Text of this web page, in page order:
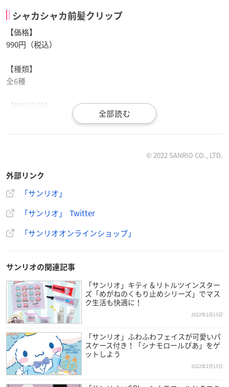
シャカシャカ前髪クリップ
【価格】
990円（税込）
【種類】
全6種
【取扱店舗】
ショップ
【前髪クリップ】好評のデラックスタイプ第2弾！ホログラ
全国のサンリオショップまたはオンラインショップでね♡
ttps://t.co/HxjtoG5RoA
pic.twitter.com/HVPQMNmBbE
© 2022 SANRIO CO., LTD.
外部リンク
「サンリオ」
「サンリオ」 Twitter
「サンリオオンラインショップ」
サンリオの関連記事
「サンリオ」キティ＆リトルツインスター
ズ「めがねのくもり止めシリーズ」でマス
ク生活も快適に！
2022年2月15日
「サンリオ」ふわふわフェイスが可愛いパ
スケース付き！「シナモロールぴあ」をゲ
ットしよう
2022年2月15日